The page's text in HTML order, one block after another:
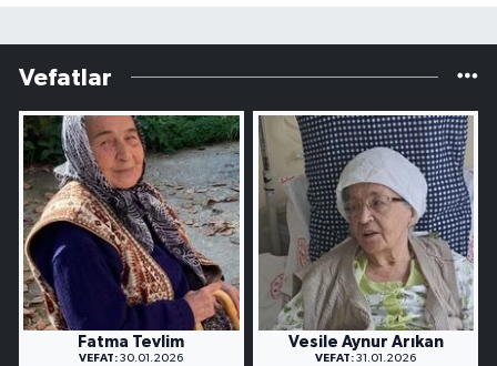
Vefatlar
Fatma Tevlim
VEFAT: 30.01.2026
Vesile Aynur Arıkan
VEFAT: 31.01.2026